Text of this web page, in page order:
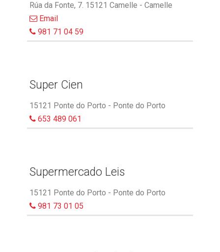
Rúa da Fonte, 7. 15121 Camelle - Camelle
Email
981 71 04 59
Super Cien
15121 Ponte do Porto - Ponte do Porto
653 489 061
Supermercado Leis
15121 Ponte do Porto - Ponte do Porto
981 73 01 05